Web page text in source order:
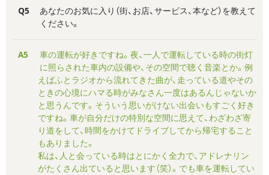
Q5
あなたのお気に入り（街、お店、サービス、本など）を教えて
ください。
A5
車の運転が好きですね。夜、一人で運転している時の街灯
に照らされた車内の設備や、その空間で聴く音楽とか。例
えばふとラジオから流れてきた曲が、走っている道やその
ときの心境にハマる時がみなさん一度はあるんじゃないか
と思うんです。そういう思いがけない出会いもすごく好き
ですね。車が自分だけの特別な空間に思えて、わざわざ寄
り道をして、時間をかけてドライブしてから帰宅すること
もありました。
私は、人と会っている時はとにかく全力で、アドレナリン
がたくさん出ていると思います（笑）。でも車を運転してい